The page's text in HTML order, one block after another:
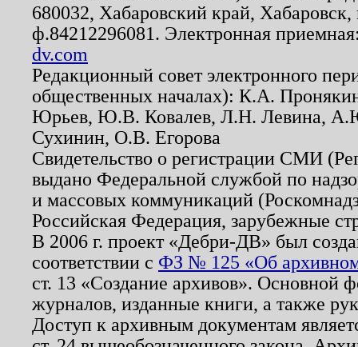
680032, Хабаровский край,
ф.84212296081. Электронная
dv.com
Редакционный совет электронного
общественных началах): К.А.
Юрьев, Ю.В. Ковалев, Л.Н. Левина,
Сухинин, О.В. Егорова
Свидетельство о регистрации СМИ
выдано Федеральной службой по
и массовых коммуникаций
Российская Федерация, зарубежные
В 2006 г. проект «Дебри-ДВ» был
соответствии с ФЗ № 125 «Об
ст. 13 «Создание архивов». Основной
журналов, изданные книги, а также
Доступ к архивным документам